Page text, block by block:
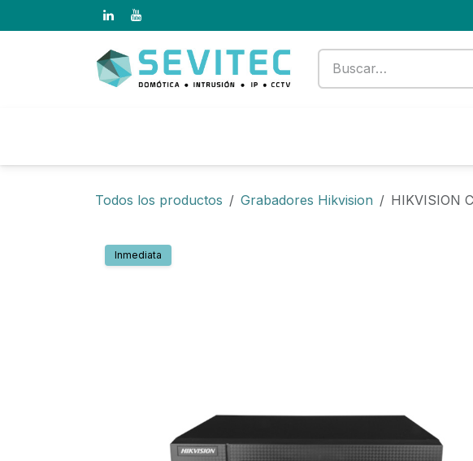
Todos los productos Grabadores Hikvision HIKVISION
Inmediata